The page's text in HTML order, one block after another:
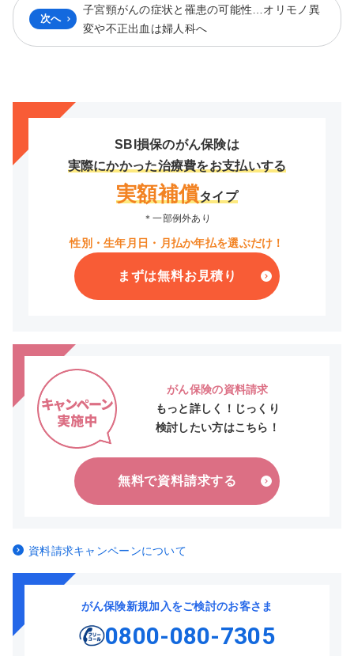
次へ
子宮頸がんの症状と罹患の可能性…オリモノ異
変や不正出血は婦人科へ
SBI損保のがん保険は
実際にかかった治療費をお支払いする
実額補償タイプ
＊一部例外あり
性別・生年月日・月払か年払を選ぶだけ！
まずは無料お見積り
がん保険の資料請求
もっと詳しく！じっくり
検討したい方はこちら！
無料で資料請求する
資料請求キャンペーンについて
がん保険新規加入をご検討のお客さま
0800-080-7305